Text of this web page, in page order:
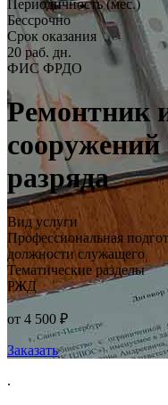
Периодичность (мес.)
Бессрочно
Срок оказания
20 раб. дн.
ФИС ФРДО
Ремонтник
разряда
Вид услуги
Профессиональная
должности служащего
Тематические разделы
РЖД
от 4 500 ₽
Заказать
.